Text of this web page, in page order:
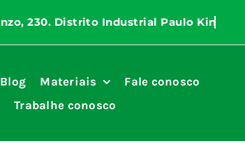
Blog Materiais
Fale conosco
Trabalhe conosco